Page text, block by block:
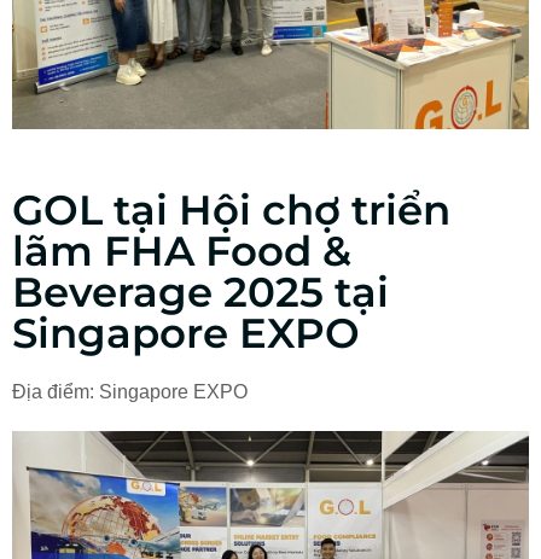
GOL tại Hội chợ triển
lãm FHA Food &
Beverage 2025​ tại
Singapore EXPO
Địa điểm: Singapore EXPO